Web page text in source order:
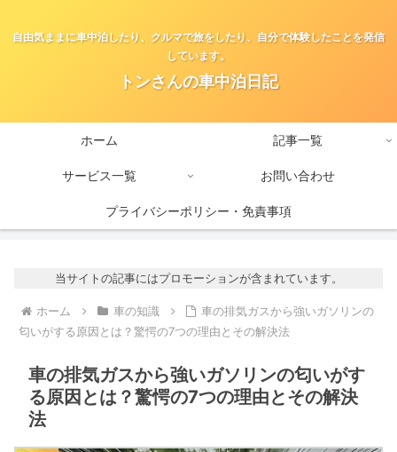
自由気ままに車中泊したり、クルマで旅をしたり、自分で体験したことを発信
しています。
トンさんの車中泊日記
ホーム 記事一覧
サービス一覧 お問い合わせ
プライバシーポリシー・免責事項
当サイトの記事にはプロモーションが含まれています。
ホーム 車の知識
車の排気ガスから強いガソリンの
匂いがする原因とは？驚愕の7つの理由とその解決法
車の排気ガスから強いガソリンの匂いがす
る原因とは？驚愕の7つの理由とその解決
法